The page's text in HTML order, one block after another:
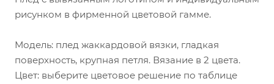
рисунком в фирменной цветовой гамме.
Модель: плед жаккардовой вязки, гладкая
поверхность, крупная петля. Вязание в 2 цвета.
Цвет: выберите цветовое решение по таблице